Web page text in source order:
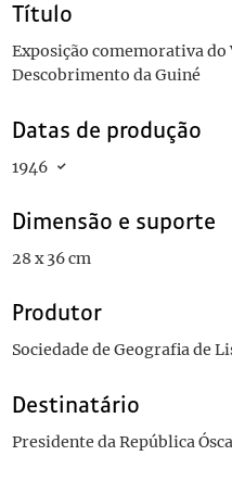
Título
Exposição comemorativa do
Descobrimento da Guiné
Datas de produção
1946
Dimensão e suporte
28 x 36 cm
Produtor
Sociedade de Geografia de
Destinatário
Presidente da República